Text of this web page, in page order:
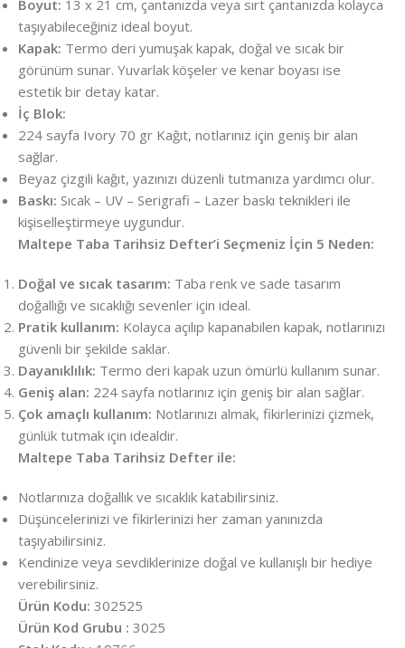
Boyut: 13 x 21 cm, çantanızda veya sırt çantanızda kolayca
taşıyabileceğiniz ideal boyut.
Kapak: Termo deri yumuşak kapak, doğal ve sıcak bir
görünüm sunar. Yuvarlak köşeler ve kenar boyası ise
estetik bir detay katar.
İç Blok:
224 sayfa Ivory 70 gr Kağıt, notlarınız için geniş bir alan
sağlar.
Beyaz çizgili kağıt, yazınızı düzenli tutmanıza yardımcı olur.
Baskı: Sıcak – UV – Serigrafi – Lazer baskı teknikleri ile
kişiselleştirmeye uygundur.
Maltepe Taba Tarihsiz Defter’i Seçmeniz İçin 5 Neden:
Doğal ve sıcak tasarım: Taba renk ve sade tasarım
doğallığı ve sıcaklığı sevenler için ideal.
Pratik kullanım: Kolayca açılıp kapanabilen kapak, notlarınızı
güvenli bir şekilde saklar.
Dayanıklılık: Termo deri kapak uzun ömürlü kullanım sunar.
Geniş alan: 224 sayfa notlarınız için geniş bir alan sağlar.
Çok amaçlı kullanım: Notlarınızı almak, fikirlerinizi çizmek,
günlük tutmak için idealdir.
Maltepe Taba Tarihsiz Defter ile:
Notlarınıza doğallık ve sıcaklık katabilirsiniz.
Düşüncelerinizi ve fikirlerinizi her zaman yanınızda
taşıyabilirsiniz.
Kendinize veya sevdiklerinize doğal ve kullanışlı bir hediye
verebilirsiniz.
Ürün Kodu: 302525
Ürün Kod Grubu : 3025